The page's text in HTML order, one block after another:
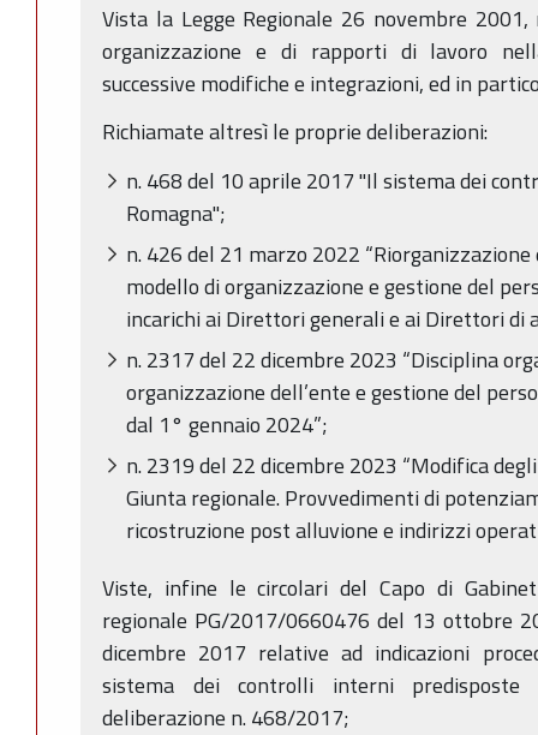
Vista la Legge Regionale 26 novembre
organizzazione e di rapporti di lavoro
successive modifiche e integrazioni, ed in
Richiamate altresì le proprie deliberazioni:
n. 468 del 10 aprile 2017 "Il sistema dei
Romagna";
n. 426 del 21 marzo 2022
modello di organizzazione e gestione del
incarichi ai Direttori generali e ai Direttori di
n. 2317 del 22 dicembre 2023 “Disciplina
organizzazione dell’ente e gestione del
dal 1° gennaio 2024”;
n. 2319 del 22 dicembre 2023 “Modifica
Giunta regionale. Provvedimenti di
ricostruzione post alluvione e indirizzi
Viste, infine le circolari del Capo di
regionale PG/2017/0660476 del 13 ottobre
dicembre 2017 relative ad indicazioni
sistema dei controlli interni
deliberazione n. 468/2017;